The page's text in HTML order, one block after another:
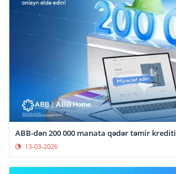
ABB-dən 200 000 manata qədər təmir krediti
13-03-2026